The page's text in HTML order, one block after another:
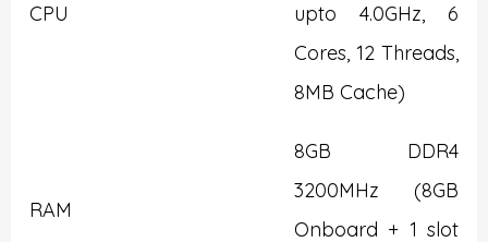
CPU
upto 4.0GHz, 6
Cores, 12 Threads,
8MB Cache)
RAM
8GB DDR4
3200MHz (8GB
Onboard + 1 slot